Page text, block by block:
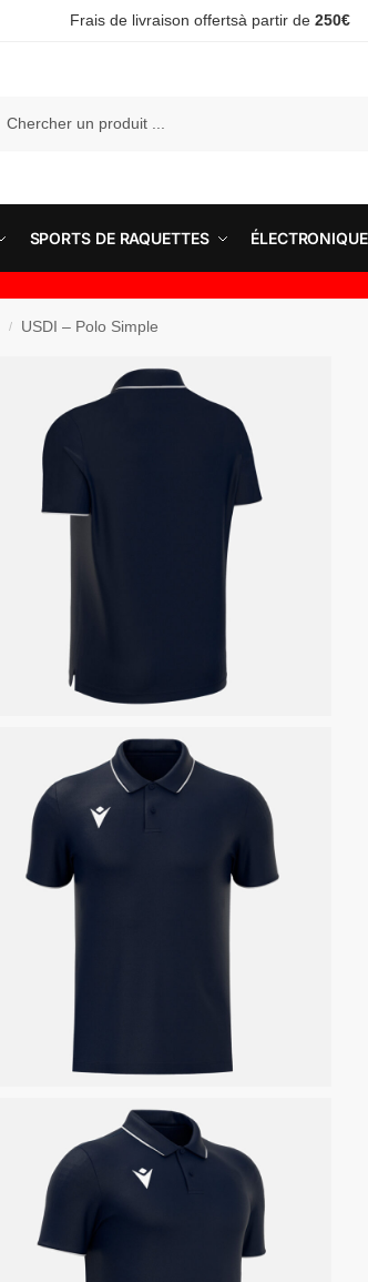
Frais de livraison offertsà partir de 250€
SPORTS DE RAQUETTES ÉLECTRONIQUE
/ USDI – Polo Simple